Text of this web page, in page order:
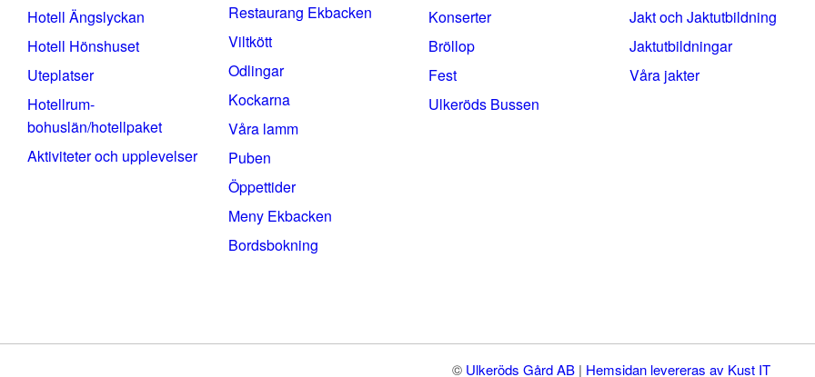
Hotell Ängslyckan
Hotell Hönshuset
Uteplatser
Hotellrum-
bohuslän/hotellpaket
Aktiviteter och upplevelser
Restaurang Ekbacken
Viltkött
Odlingar
Kockarna
Våra lamm
Puben
Öppettider
Meny Ekbacken
Bordsbokning
Konserter
Bröllop
Fest
Ulkeröds Bussen
Jakt och Jaktutbildning
Jaktutbildningar
Våra jakter
© Ulkeröds Gård AB | Hemsidan levereras av Kust IT